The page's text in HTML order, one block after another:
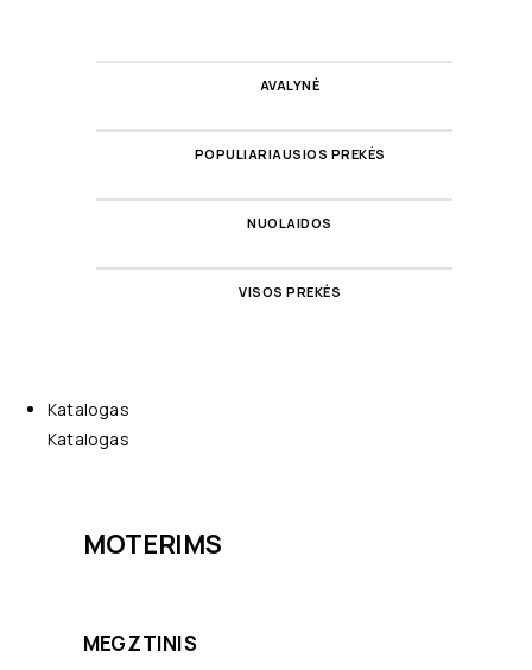
AVALYNĖ
POPULIARIAUSIOS PREKĖS
NUOLAIDOS
VISOS PREKĖS
Katalogas
Katalogas
MOTERIMS
MEGZTINIS